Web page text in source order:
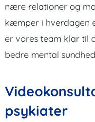
nære relationer og
kæmper i hverdagen
er vores team klar til
bedre mental
psykiater